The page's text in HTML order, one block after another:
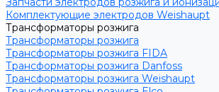
Комплектующие электродов Weishaupt
Трансформаторы розжига
Трансформаторы розжига
Трансформаторы розжига FIDA
Трансформаторы розжига Danfoss
Трансформаторы розжига Weishaupt